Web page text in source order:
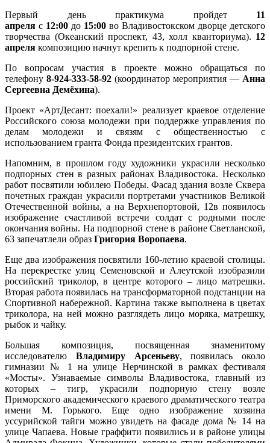
Первый день практикума пройдет 11
апреля с 12:00 до 15:00 во Владивостокском дворце детского
творчества (Океанский проспект, 43, холл кванториума). 12
апреля композицию начнут крепить к подпорной стене.
По вопросам участия в проекте можно обращаться по
телефону 8-924-333-58-92 (координатор мероприятия — Анна
Сергеевна Демёхина).
Проект «АртДесант: поехали!» реализует краевое отделение
Российского союза молодежи при поддержке управления по
делам молодежи и связям с общественностью с
использованием гранта Фонда президентских грантов.
Напомним, в прошлом году художники украсили несколько
подпорных стен в разных районах Владивостока. Несколько
работ посвятили юбилею Победы. Фасад здания возле Сквера
почетных граждан украсили портретами участников Великой
Отечественной войны, а на Верхнепортовой, 12в появилось
изображение счастливой встречи солдат с родными после
окончания войны. На подпорной стене в районе Светланской,
63 запечатлели образ Григория Воропаева.
Еще два изображения посвятили 160-летию краевой столицы.
На перекрестке улиц Семеновской и Алеутской изобразили
российский триколор, в центре которого – лицо матрешки.
Вторая работа появилась на трансформаторной подстанции на
Спортивной набережной. Картина также выполнена в цветах
триколора, на ней можно разглядеть лицо моряка, матрешку,
рыбок и чайку.
Большая композиция, посвященная знаменитому
исследователю Владимиру Арсеньеву, появилась около
гимназии № 1 на улице Нерчинской в рамках фестиваля
«Мосты». Узнаваемые символы Владивостока, главный из
которых – тигр, украсили подпорную стену возле
Приморского академического краевого драматического театра
имени М. Горького. Еще одно изображение хозяина
уссурийской тайги можно увидеть на фасаде дома № 14 на
улице Чапаева. Новые граффити появились и в районе улицы